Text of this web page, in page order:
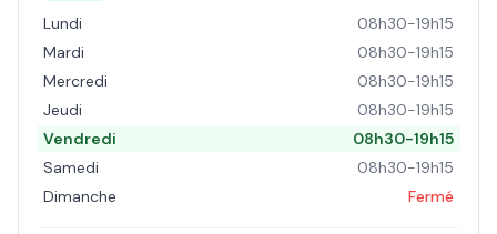
Lundi
08h30-19h15
Mardi
08h30-19h15
Mercredi
08h30-19h15
Jeudi
08h30-19h15
Vendredi
08h30-19h15
Samedi
08h30-19h15
Dimanche
Fermé